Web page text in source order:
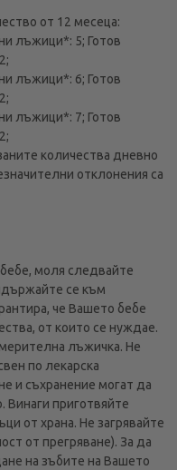
от 12 месеца:
лъжици*: 5; Готов
лъжици*: 6; Готов
лъжици*: 7; Готов
количества дневно
отклонения са
моля следвайте
се към
че Вашето бебе
от които се нуждае.
лъжичка. Не
по лекарска
и съхранение могат да
приготвяйте
от храна. Не загрявайте
от прегряване). За да
на зъбите на Вашето